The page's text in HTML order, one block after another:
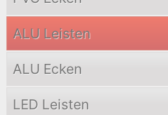
ALU Leisten
ALU Ecken
LED Leisten